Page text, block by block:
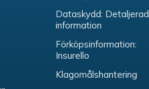
Dataskydd: Detaljerad
information
Förköpsinformation:
Insurello
Klagomålshantering